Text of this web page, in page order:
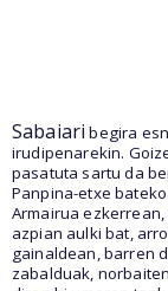
Sabaiari begira
irudipenarekin.
pasatuta sartu da
Panpina-etxe
Armairua
azpian aulki bat,
gainaldean, barren
zabalduak,